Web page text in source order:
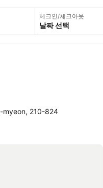
체크인/체크아웃
날짜 선택
myeon, 210-824